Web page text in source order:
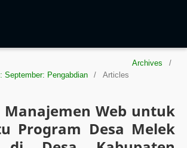
Archives
/
September: Pengabdian
/ Articles
Manajemen Web untuk
Program Desa Melek